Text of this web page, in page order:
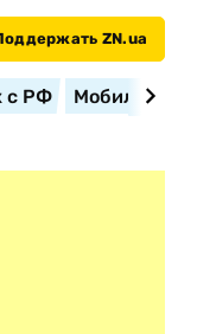
ZN.ua
с РФ